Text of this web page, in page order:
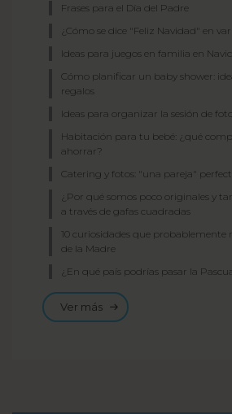
Frases para el Día del Padre
¿Cómo se dice "Feliz Navidad" en
Ideas para juegos en familia en
Cómo planificar un baby shower:
regalos
Ideas para organizar la sesión de
Habitación para tu bebé: ¿qué
ahorrar?
Catering y fotos: "una pareja"
¿Por qué somos poco originales y
a través de gafas cuadradas
10 curiosidades que probablemente
de la Madre
¿En qué país podrías pasar la
Ver más